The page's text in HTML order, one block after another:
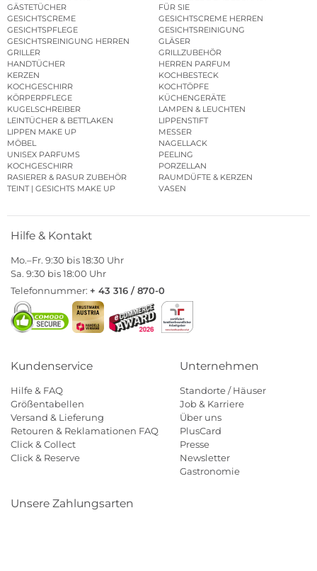
GÄSTETÜCHER
FÜR SIE
GESICHTSCREME
GESICHTSCREME HERREN
GESICHTSPFLEGE
GESICHTSREINIGUNG
GESICHTSREINIGUNG HERREN
GLÄSER
GRILLER
GRILLZUBEHÖR
HANDTÜCHER
HERREN PARFUM
KERZEN
KOCHBESTECK
KOCHGESCHIRR
KOCHTÖPFE
KÖRPERPFLEGE
KÜCHENGERÄTE
KUGELSCHREIBER
LAMPEN & LEUCHTEN
LEINTÜCHER & BETTLAKEN
LIPPENSTIFT
LIPPEN MAKE UP
MESSER
MÖBEL
NAGELLACK
UNISEX PARFUMS
PEELING
KOCHGESCHIRR
PORZELLAN
RASIERER & RASUR ZUBEHÖR
RAUMDÜFTE & KERZEN
TEINT | GESICHTS MAKE UP
VASEN
Hilfe & Kontakt
Mo.–Fr. 9:30 bis 18:30 Uhr
Sa. 9:30 bis 18:00 Uhr
Telefonnummer: + 43 316 / 870-0
Kundenservice
Hilfe & FAQ
Größentabellen
Versand & Lieferung
Retouren & Reklamationen FAQ
Click & Collect
Click & Reserve
Unternehmen
Standorte / Häuser
Job & Karriere
Über uns
PlusCard
Presse
Newsletter
Gastronomie
Unsere Zahlungsarten